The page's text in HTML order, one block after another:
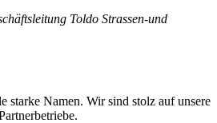
Toldo Strassen-und
starke Namen. Wir sind stolz auf unsere